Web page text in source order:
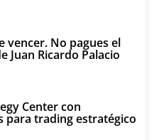
vencer. No pagues el
Juan Ricardo Palacio
Center con
para trading estratégico